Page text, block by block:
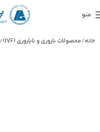
منو
خانه محصولات باروری و ناباروری (IVF)